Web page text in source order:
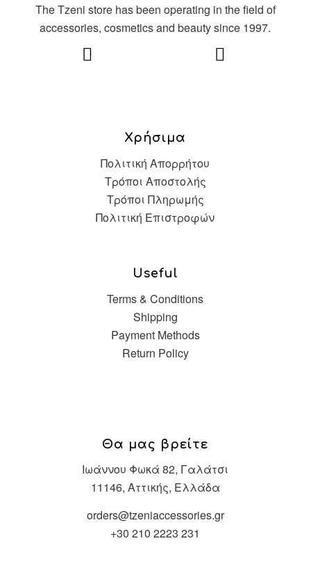
The Tzeni store has been operating in the field of
accessories, cosmetics and beauty since 1997.
Χρήσιμα
Πολιτική Απορρήτου
Τρόποι Αποστολής
Τρόποι Πληρωμής
Πολιτική Επιστροφών
Useful
Terms & Conditions
Shipping
Payment Methods
Return Policy
Θα μας βρείτε
Ιωάννου Φωκά 82, Γαλάτσι
11146, Αττικής, Ελλάδα
orders@tzeniaccessories.gr
+30 210 2223 231